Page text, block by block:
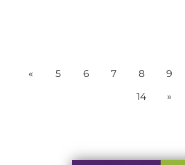
« 5 6 7 8 9
14
»